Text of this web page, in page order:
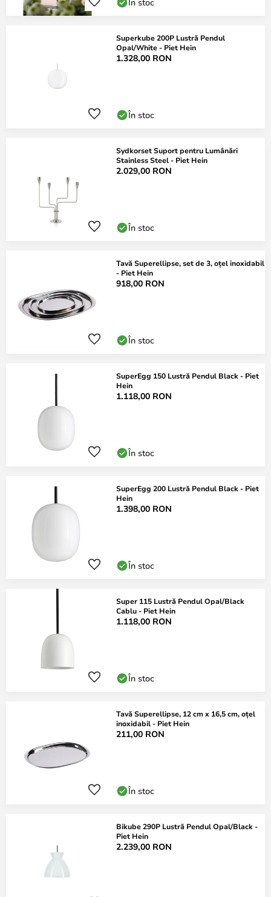
Superkube 200P Lustră Pendul
Opal/White - Piet Hein
1.328,00 RON
În stoc
Sydkorset Suport pentru Lumânări
Stainless Steel - Piet Hein
2.029,00 RON
În stoc
Tavă Superellipse, set de 3, oțel inoxidabil
- Piet Hein
918,00 RON
În stoc
SuperEgg 150 Lustră Pendul Black - Piet
Hein
1.118,00 RON
În stoc
SuperEgg 200 Lustră Pendul Black - Piet
Hein
1.398,00 RON
În stoc
Super 115 Lustră Pendul Opal/Black
Cablu - Piet Hein
1.118,00 RON
În stoc
Tavă Superellipse, 12 cm x 16,5 cm, oțel
inoxidabil - Piet Hein
211,00 RON
În stoc
Bikube 290P Lustră Pendul Opal/Black -
Piet Hein
2.239,00 RON